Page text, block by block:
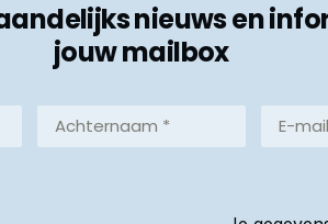
nieuws en
jouw mailbox
Achternaam
mail